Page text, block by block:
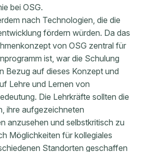
bei OSG.
nach Technologien, die die
fördern würden. Da das
von OSG zentral für
ist, war die Schulung
Bezug auf dieses Konzept und
Lehre und Lernen von
Die Lehrkräfte sollten die
ihre aufgezeichneten
anzusehen und selbstkritisch zu
Möglichkeiten für kollegiales
Standorten geschaffen